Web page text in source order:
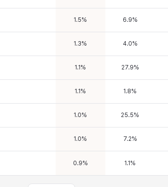
1.5% 6.9%
1.3% 4.0%
1.1 % 27.9%
1.1 % 1.8%
1.0% 25.5%
1.0% 7.2%
0.9% 1.1 %